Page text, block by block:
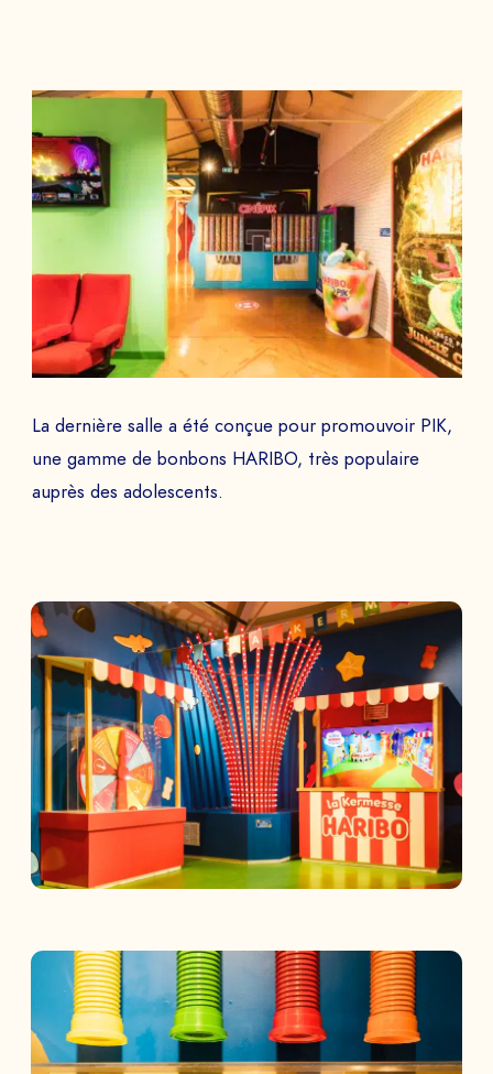
La dernière salle a été conçue pour promouvoir PIK,
une gamme de bonbons HARIBO, très populaire
auprès des adolescents.